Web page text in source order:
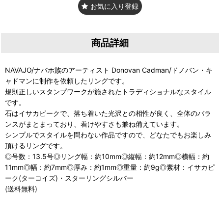
お気に入り登録
商品詳細
NAVAJO/ナバホ族のアーティスト Donovan Cadman/ドノバン・キ
ャドマンに制作を依頼したリングです。
規則正しいスタンプワークが施されたトラディショナルなスタイル
です。
石はイサカピークで、落ち着いた光沢との相性が良く、全体のバラ
ンスがまとまっており、着けやすさも兼ね備えています。
シンプルでスタイルを問わない作品ですので、どなたでもお楽しみ
頂けるリングです。
◎号数：13.5号◎リング幅：約10mm◎縦幅：約12mm◎横幅：約
11mm◎幅：約7mm◎厚み：約1mm◎重量：約9g◎素材：イサカピ
ーク(ターコイズ)・スターリングシルバー
(送料無料)